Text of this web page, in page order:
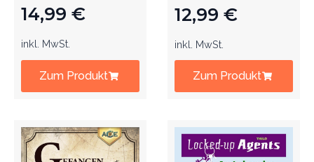
14,99 €
inkl. MwSt.
Zum Produkt
12,99 €
inkl. MwSt.
Zum Produkt